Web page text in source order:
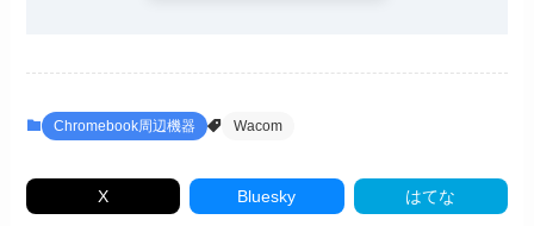
Chromebook周辺機器 Wacom
X Bluesky はてな